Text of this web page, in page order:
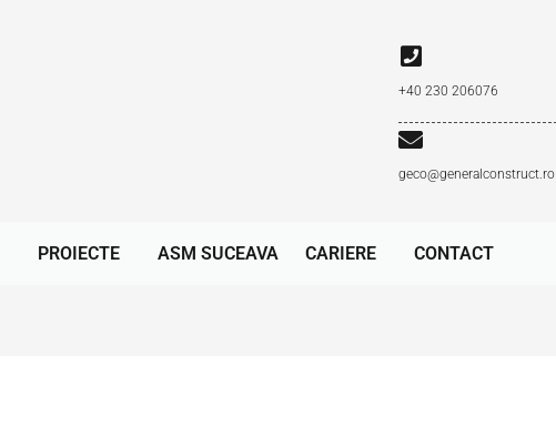
+40 230 206076
geco@generalconstruct.ro
PROIECTE ASM SUCEAVA CARIERE CONTACT